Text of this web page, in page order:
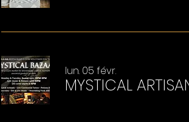
lun. 05 févr.
MYSTICAL